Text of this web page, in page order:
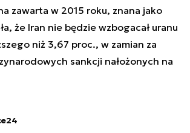
zawarta w 2015 roku, znana jako
że Iran nie będzie wzbogacał uranu
niż 3,67 proc., w zamian za
sankcji nałożonych na